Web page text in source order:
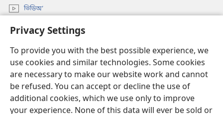
Privacy Settings
To provide you with the best possible experience, we
use cookies and similar technologies. Some cookies
are necessary to make our website work and cannot
be refused. You can accept or decline the use of
additional cookies, which we use only to improve
your experience. None of this data will ever be sold or
ভিডিঅ’
অনুসন্ধান
দান-বৰঙণি
(opens
new
window)
ৱাচটাৱাৰ অনলাইন লাইব্ৰেৰী
(opens
new
JW Hub ®
(opens